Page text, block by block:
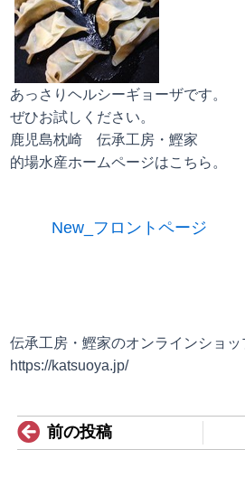
あっさりヘルシーギョーザです。
ぜひお試しください。
鹿児島枕崎 伝承工房・鰹家
的場水産ホームページはこちら。
New_フロントページ
伝承工房・鰹家のオンラインショッ
https://katsuoya.jp/
Prev
前の投稿